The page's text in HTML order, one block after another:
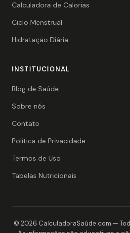
Calculadora de Calorias
Ciclo Menstrual
Hidratação Diária
INSTITUCIONAL
Blog de Saúde
Sobre nós
Contato
Política de Privacidade
Termos de Uso
Tabelas Nutricionais
© 2026 CalculadoraSaúde.com —